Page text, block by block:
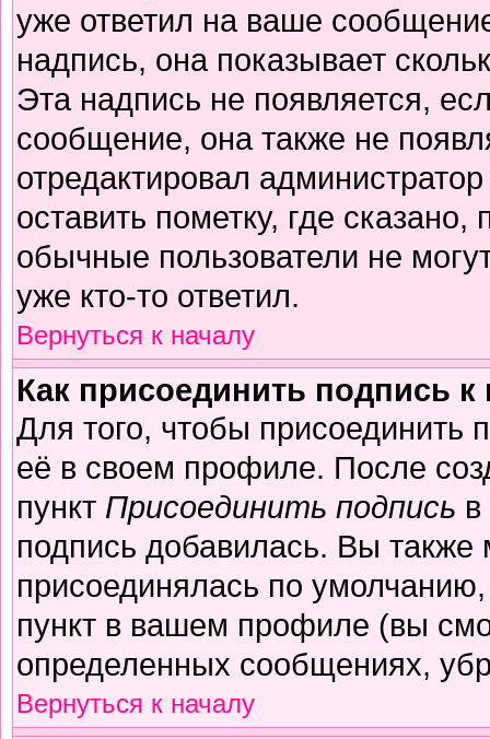
уже ответил на ваше
надпись, она показывает
Эта надпись не появляется,
сообщение, она также не
отредактировал
оставить пометку, где
обычные пользователи не
уже кто-то ответил.
Вернуться к началу
Как присоединить подпись
Для того, чтобы присоединить
её в своем профиле. После
пункт Присоединить подпись
подпись добавилась. Вы также
присоединялась по
пункт в вашем профиле (вы
определенных сообщениях,
Вернуться к началу